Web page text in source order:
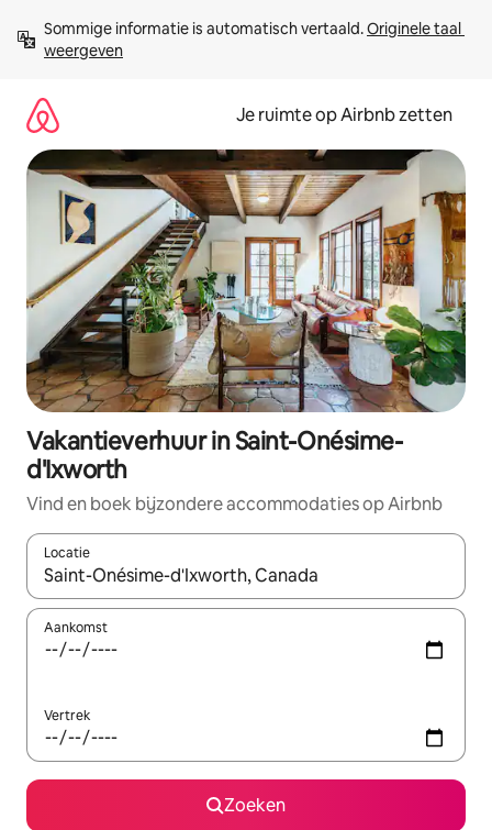
direct
naar
Sommige informatie is automatisch vertaald. Originele taal
weergeven
Je ruimte op Airbnb zetten
Vakantieverhuur in Saint-Onésime-
d'Ixworth
Vind en boek bijzondere accommodaties op Airbnb
Locatie
Wanneer er suggesties beschikbaar zijn, maak je een keuze
Aankomst
Vertrek
Zoeken